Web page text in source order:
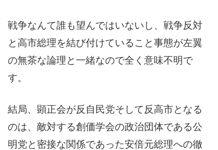
戦争なんて誰も望んではいないし、戦争反対
と高市総理を結び付けていること事態が左翼
の無茶な論理と一緒なので全く意味不明で
す。
結局、顕正会が反自民党そして反高市となる
のは、敵対する創価学会の政治団体である公
明党と密接な関係であった安倍元総理への徹